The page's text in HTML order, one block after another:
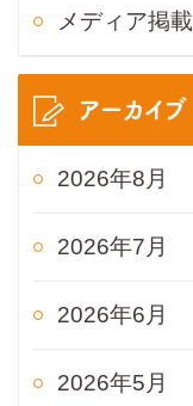
メディア掲載
アーカイブ
2026年8月
2026年7月
2026年6月
2026年5月